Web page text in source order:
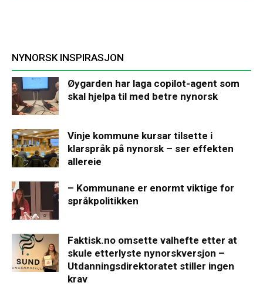
NYNORSK INSPIRASJON
Øygarden har laga copilot-agent som
skal hjelpa til med betre nynorsk
Vinje kommune kursar tilsette i
klarspråk på nynorsk – ser effekten
allereie
– Kommunane er enormt viktige for
språkpolitikken
Faktisk.no omsette valhefte etter at
skule etterlyste nynorskversjon –
Utdanningsdirektoratet stiller ingen
krav